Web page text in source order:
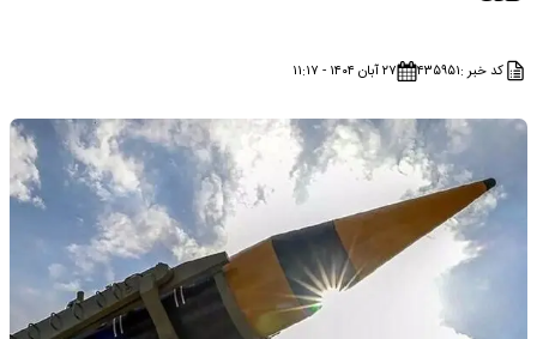
کد خبر :۴۳۵۹۵۱ ۲۷ آبان ۱۴۰۴ - ۱۱:۱۷